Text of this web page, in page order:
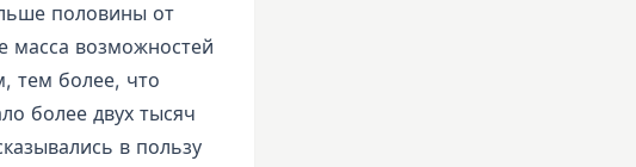
половины от
масса возможностей
тем более, что
более двух тысяч
в пользу